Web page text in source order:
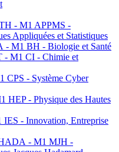
- M1 APPMS -
Appliquées et Statistiques
- M1 BH - Biologie et Santé
- M1 CI - Chimie et
CPS - Système Cyber
HEP - Physique des Hautes
- Innovation, Entreprise
- M1 MJH -